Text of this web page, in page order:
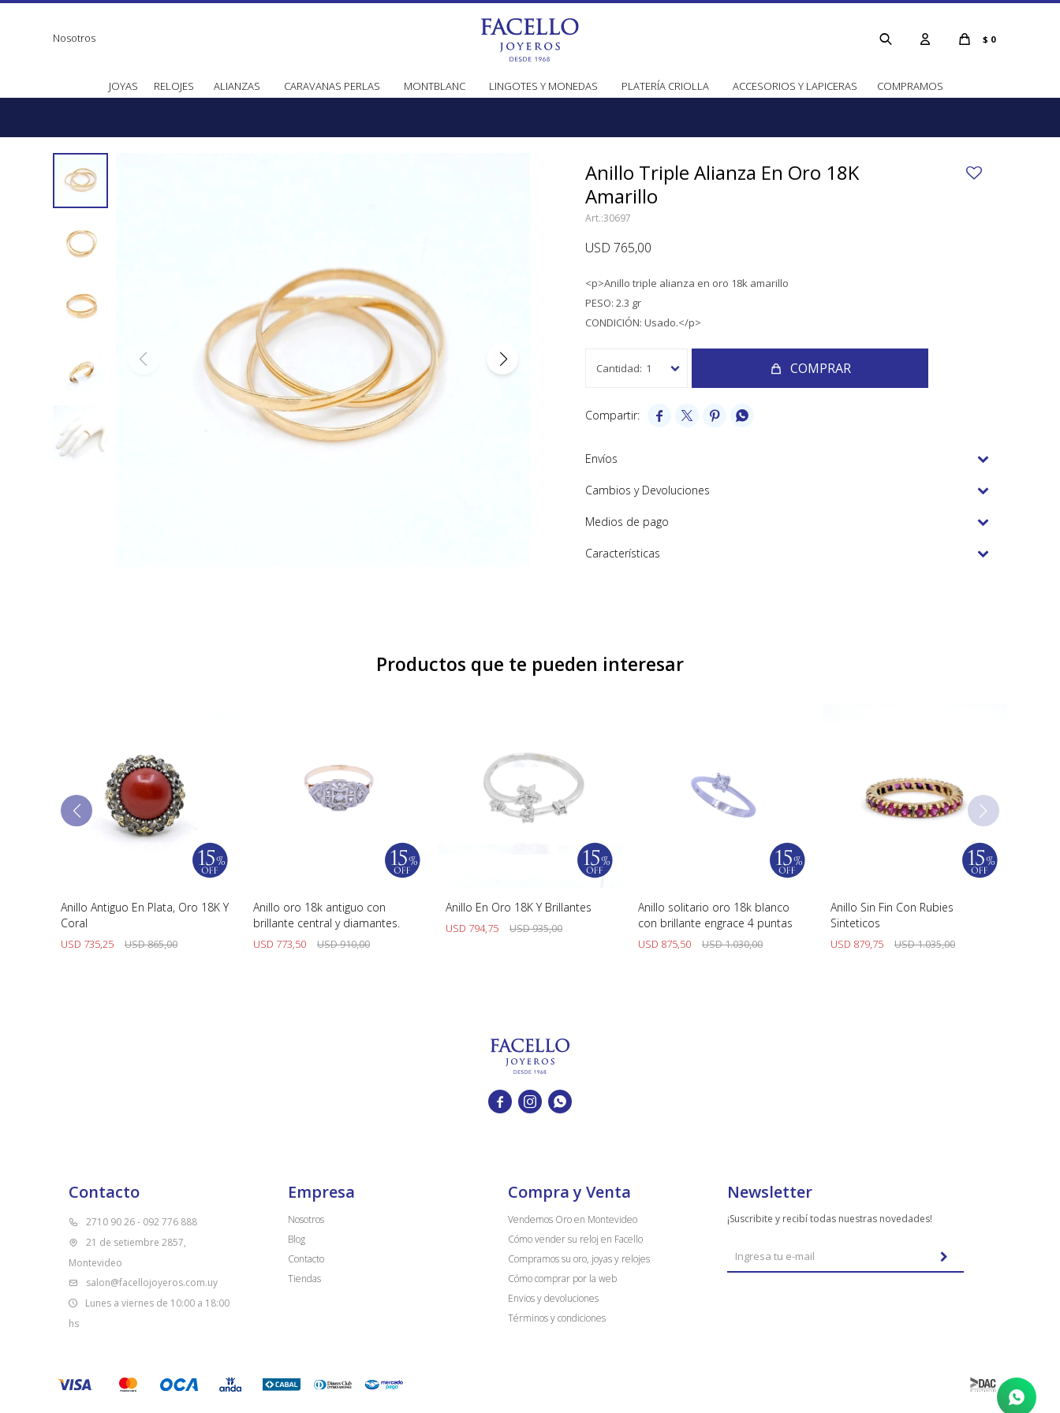
JOYAS RELOJES ALIANZAS CARAVANAS PERLAS MONTBLANC LINGOTES Y MONEDAS PLATERÍA CRIOLLA ACCESORIOS Y LAPICERAS COMPRAMOS
$ 0
Nosotros
Anillo Triple Alianza En Oro 18K
Amarillo
30697
USD 765,00
<p>Anillo triple alianza en oro 18k amarillo
PESO: 2.3 gr
CONDICIÓN: Usado.</p>
1 COMPRAR
   
Envíos
Cambios y Devoluciones
Medios de pago
Características
Productos que te pueden interesar
Anillo Antiguo En Plata, Oro 18K Y
Coral
USD 735,25 USD865,00
Anillo oro 18k antiguo con
brillante central y diamantes.
USD 773,50 USD910,00
Anillo En Oro 18K Y Brillantes
USD 794,75 USD935,00
Anillo solitario oro 18k blanco
con brillante engrace 4 puntas
USD 875,50 USD1.030,00
Anillo Sin Fin Con Rubies
Sinteticos
USD 879,75 USD1.035,00
  
Contacto
2710 90 26 - 092 776 888
21 de setiembre 2857,
Montevideo
salon@facellojoyeros.com.uy
Lunes a viernes de 10:00 a 18:00
hs
Empresa
Nosotros
Blog
Contacto
Tiendas
Compra y Venta
Vendemos Oro en Montevideo
Cómo vender su reloj en Facello
Compramos su oro, joyas y relojes
Cómo comprar por la web
Envios y devoluciones
Términos y condiciones
Newsletter
¡Suscribite y recibí todas nuestras novedades!